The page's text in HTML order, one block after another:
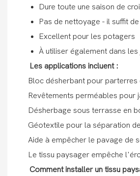
Dure toute une saison de
Pas de nettoyage - il suffit
Excellent pour les potagers
À utiliser également dans les
Les applications incluent :
Bloc désherbant pour parterres
Revêtements perméables pour
Désherbage sous terrasse en
Géotextile pour la séparation
Aide à empêcher le pavage de
Le tissu paysager empêche
Comment installer un tissu